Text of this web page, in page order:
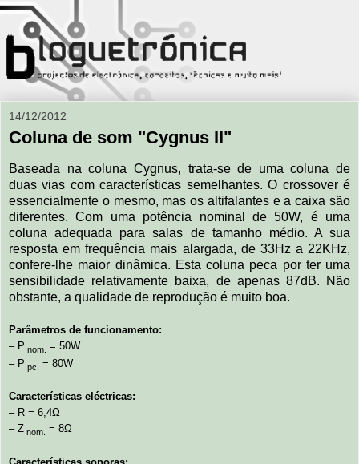
14/12/2012
Coluna de som "Cygnus II"
Baseada na coluna Cygnus, trata-se de uma coluna de
duas vias com características semelhantes. O crossover é
essencialmente o mesmo, mas os altifalantes e a caixa são
diferentes. Com uma potência nominal de 50W, é uma
coluna adequada para salas de tamanho médio. A sua
resposta em frequência mais alargada, de 33Hz a 22KHz,
confere-lhe maior dinâmica. Esta coluna peca por ter uma
sensibilidade relativamente baixa, de apenas 87dB. Não
obstante, a qualidade de reprodução é muito boa.
Parâmetros de funcionamento:
– P nom. = 50W
– P pc. = 80W
Características eléctricas:
– R = 6,4Ω
– Z nom. = 8Ω